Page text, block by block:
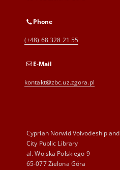
Phone
(+48) 68 328 21 55
E-Mail
kontakt@zbc.uz.zgora.pl
Cyprian Norwid Voivodeship and
City Public Library
al. Wojska Polskiego 9
65-077 Zielona Góra